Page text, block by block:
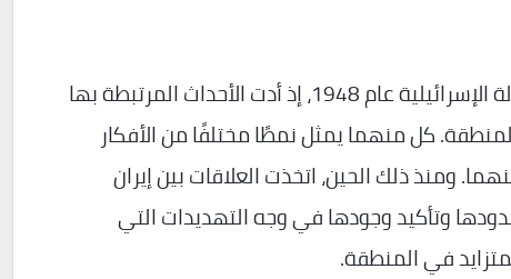
تعود جذور الصراع بين إيران وإسرائيل إلى فترة تأسيس الدولة الإسرائيلية عام 1948، إذ أدت الأحداث المرتبطة بها
كل منهما يمثل نمطًا مختلفًا من الأفكار
ومنذ ذلك الحين، اتخذت العلاقات بين إيران
وتأكيد وجودها في وجه التهديدات التي
في المنطقة.